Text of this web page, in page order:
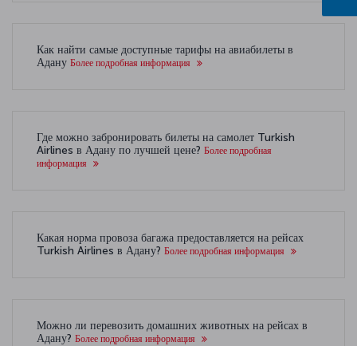
Как найти самые доступные тарифы на авиабилеты в
Адану Более подробная информация
Где можно забронировать билеты на самолет Turkish
Airlines в Адану по лучшей цене? Более подробная
информация
Какая норма провоза багажа предоставляется на рейсах
Turkish Airlines в Адану? Более подробная информация
Можно ли перевозить домашних животных на рейсах в
Адану? Более подробная информация